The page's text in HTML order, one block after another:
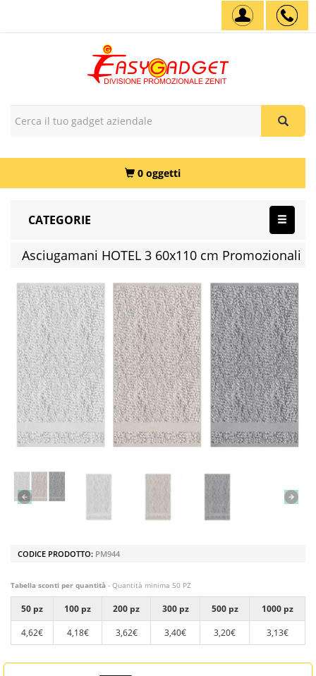
0 oggetti
CATEGORIE
Asciugamani HOTEL 3 60x110 cm Promozionali
CODICE PRODOTTO: PM944
Tabella sconti per quantità - Quantità minima 50 PZ
50 pz 100 pz 200 pz 300 pz 500 pz
1000 pz
4,62€
4,18€ 3,62€ 3,40€ 3,20€ 3,13€